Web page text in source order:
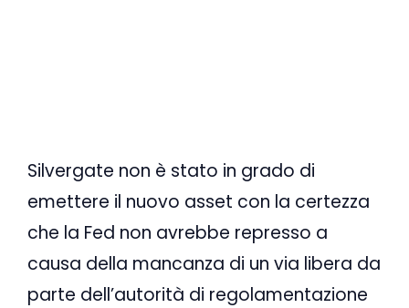
Silvergate non è stato in grado di
emettere il nuovo asset con la certezza
che la Fed non avrebbe represso a
causa della mancanza di un via libera da
parte dell’autorità di regolamentazione